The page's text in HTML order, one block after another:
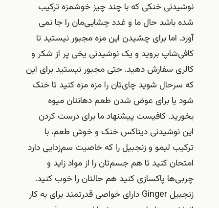
نوشیدنی خنکی که با چند چیز خوشمزه ترکیب
شده باشد حال ما و غدد چشایی‌مان را جا نمی
آورد. اما برای چشیدن این مزه مجبور نیستید تا
کافی‌شاپ بروید و یک نوشیدنی یخی پر از شکر و
کالری سفارش دهید. حتی مجبور نیستید برای این
که سرحال شوید چای‌تان را مزه مزه کنید تا خنک
شود یا برای عوض شدن طعم دهانتان میوه
بخورید. کافیست پیشنهاد ما برای درست کردن
این نوشیدنی دیتاکس خنک و خوش طعم، با
ترکیب لیمو و زنجبیل را که خاصیت سم‌زدایی دارد
امتحان کنید تا هم جسم‌تان را از مواد زاید و
چربی‌ها پاکسازی کنید هم حالتان را خوب کنید.
زنجبیل Ginger دارای خواصی قدرتمند برای به کار